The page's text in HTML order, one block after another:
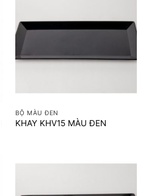
BỘ MÀU ĐEN
KHAY KHV15 MÀU ĐEN